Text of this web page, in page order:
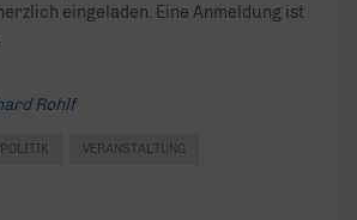
eingeladen. Eine Anmeldung ist
Rohlf
VERANSTALTUNG